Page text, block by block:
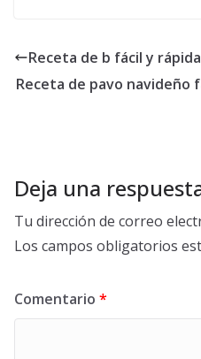
Receta de b fácil y
Receta de pavo navideño
Deja una
Tu dirección de correo
Los campos obligatorios
Comentario *